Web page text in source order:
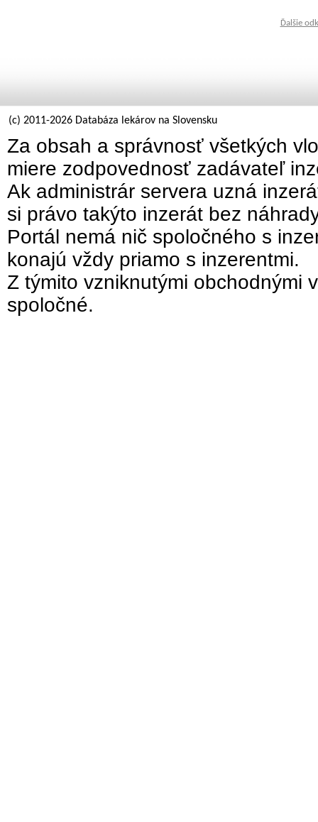
Ďalšie
(c) 2011-2026 Databáza lekárov na Slovensku
Za obsah a správnosť všetkých
miere zodpovednosť zadávateľ
Ak administrár servera uzná
si právo takýto inzerát bez
Portál nemá nič spoločného s
konajú vždy priamo s inzerentmi.
Z týmito vzniknutými obchodnými
spoločné.